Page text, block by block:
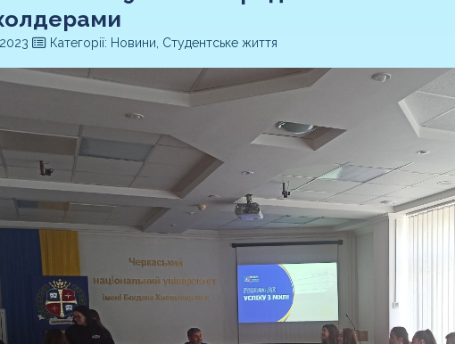
Категорії: Новини, Студентське життя